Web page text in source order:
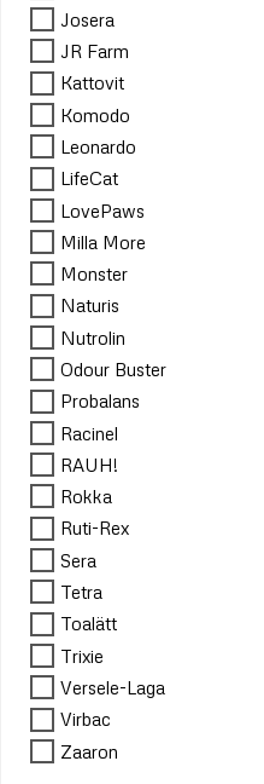
Josera
JR Farm
Kattovit
Komodo
Leonardo
LifeCat
LovePaws
Milla More
Monster
Naturis
Nutrolin
Odour Buster
Probalans
Racinel
RAUH!
Rokka
Ruti-Rex
Sera
Tetra
Toalätt
Trixie
Versele-Laga
Virbac
Zaaron